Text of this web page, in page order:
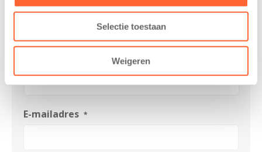
Selectie toestaan
Weigeren
E-mailadres *